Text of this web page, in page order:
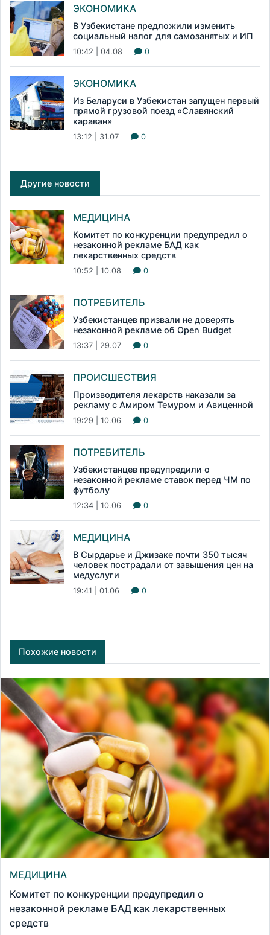
ЭКОНОМИКА
В Узбекистане предложили изменить
социальный налог для самозанятых и ИП
10:42 | 04.08 0
ЭКОНОМИКА
Из Беларуси в Узбекистан запущен первый
прямой грузовой поезд «Славянский
караван»
13:12 | 31.07 0
Другие новости
МЕДИЦИНА
Комитет по конкуренции предупредил о
незаконной рекламе БАД как
лекарственных средств
10:52 | 10.08 0
ПОТРЕБИТЕЛЬ
Узбекистанцев призвали не доверять
незаконной рекламе об Open Budget
13:37 | 29.07 0
ПРОИСШЕСТВИЯ
Производителя лекарств наказали за
рекламу с Амиром Темуром и Авиценной
19:29 | 10.06 0
ПОТРЕБИТЕЛЬ
Узбекистанцев предупредили о
незаконной рекламе ставок перед ЧМ по
футболу
12:34 | 10.06 0
МЕДИЦИНА
В Сырдарье и Джизаке почти 350 тысяч
человек пострадали от завышения цен на
медуслуги
19:41 | 01.06 0
Похожие новости
МЕДИЦИНА
Комитет по конкуренции предупредил о
незаконной рекламе БАД как лекарственных
средств